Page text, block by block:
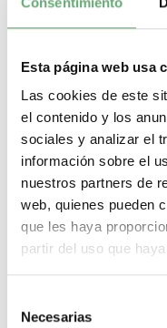
Esta página web usa
Las cookies de este
el contenido y los
sociales y analizar el
información sobre el
nuestros partners de
web, quienes pueden
que les haya
partir del uso que
Necesarias
Poder de Corte15 kA